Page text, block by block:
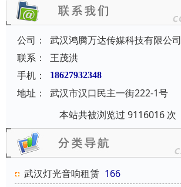
公司：
武汉鸿腾万达传媒科技有限公司
联系：
王茂洪
手机：
18627932348
地址：
武汉市汉口民主一街222-1号
本站共被浏览过 9116016 次
武汉灯光音响租赁 166